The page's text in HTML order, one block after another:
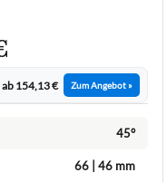
ab 154,13 € Zum Angebot »
45°
66 | 46 mm